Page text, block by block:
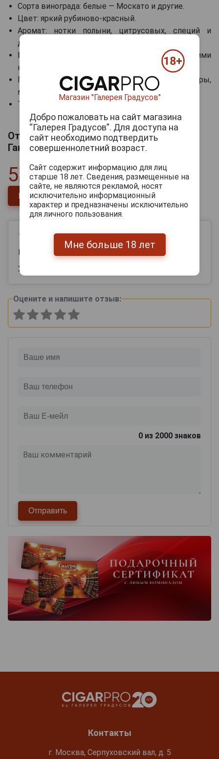
Сорта винограда: белые — Москато и другие.
Цвет: яркий рубиново-красный.
Аромат: нотки полыни, цитрусовых, специй и
древесных оттенков.
Вкус: сбалансированный, с горькими и сладкими
нотами, оттенками апельсина и пряностей.
Гастрономические сочетания: оливки, сыры,
морепродукты, легкие закуски.
Температура сервировки: 6-8 °C.
Отзывы на Gancia Americano Аперитив
Ганча Американо 1л
5Всего1отзыв
Напишите отзыв
09 сентября 2025
Рита
Хороший , брала по рекомендации !
Оцените и напишите отзыв:
0 из 2000 знаков
Контакты
г. Москва, Серпуховский вал, д. 5
Магазин "Галерея Градусов"
Добро пожаловать на сайт магазина
“Галерея Градусов”. Для доступа на
сайт необходимо подтвердить
совершеннолетний возраст.
Сайт содержит информацию для лиц
старше 18 лет. Сведения, размещенные на
сайте, не являются рекламой, носят
исключительно информационный
характер и предназначены исключительно
для личного пользования.
Мне больше 18 лет